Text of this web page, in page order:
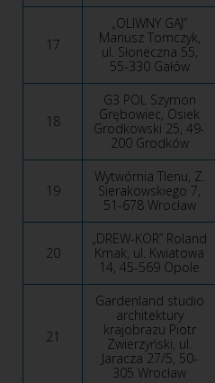
17
„OLIWNY GAJ”
Mariusz Tomczyk,
ul. Słoneczna 55,
55-330 Gałów
18
G3 POL Szymon
Grębowiec, Osiek
Grodkowski 25, 49-
200 Grodków
19
Wytwórnia Tlenu, Z.
Sierakowskiego 7,
51-678 Wrocław
20
„DREW-KOR” Roland
Kmak, ul. Kwiatowa
14, 45-569 Opole
21
Gardenland studio
architektury
krajobrazu Piotr
Zwierzyński, ul.
Jaracza 27/5, 50-
305 Wrocław